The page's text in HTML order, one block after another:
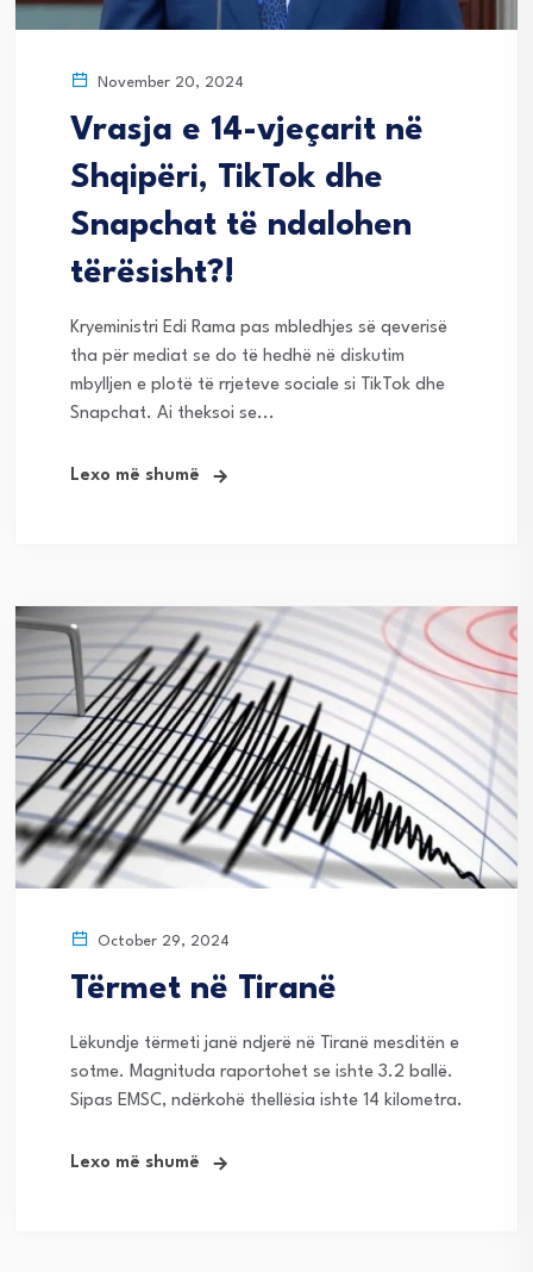
November 20, 2024
Vrasja e 14-vjeçarit në
Shqipëri, TikTok dhe
Snapchat të ndalohen
tërësisht?!
Kryeministri Edi Rama pas mbledhjes së qeverisë
tha për mediat se do të hedhë në diskutim
mbylljen e plotë të rrjeteve sociale si TikTok dhe
Snapchat. Ai theksoi se...
Lexo më shumë
October 29, 2024
Tërmet në Tiranë
Lëkundje tërmeti janë ndjerë në Tiranë mesditën e
sotme. Magnituda raportohet se ishte 3.2 ballë.
Sipas EMSC, ndërkohë thellësia ishte 14 kilometra.
Lexo më shumë